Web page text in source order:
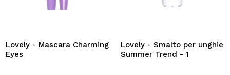
Lovely - Mascara Charming
Eyes
Lovely - Smalto per unghie
Summer Trend - 1